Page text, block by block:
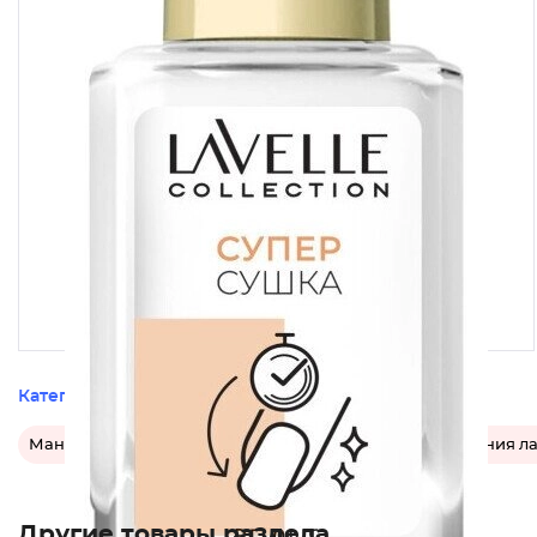
Категории этого товара
Маникюр и педикюр Средства для быстрого высыхания